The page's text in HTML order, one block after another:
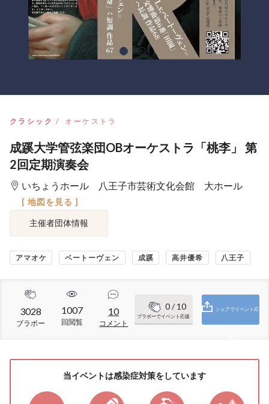
クラシック オーケストラ
成蹊大学管弦楽団OBオーケストラ「桃李」 第
2回定期演奏会
いちょうホール 八王子市芸術文化会館 大ホール
[ 地図を見る ]
主催者団体情報
アマオケ ベートーヴェン 成蹊 高井優希 八王子
3028
ブラボー
1007
回閲覧
10
コメント
0/ 10
ブラボーでイベント応援
シェアでイベント応
当イベントは感染症対策をしています